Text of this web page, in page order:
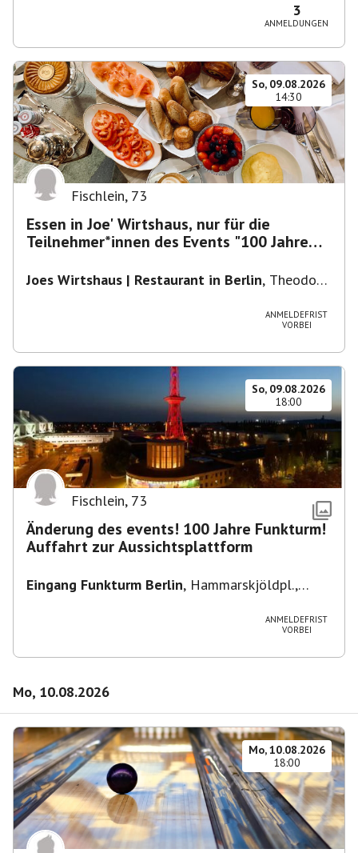
3
ANMELDUNGEN
So, 09.08.2026
14:30
Fischlein, 73
Essen in Joe' Wirtshaus, nur für die
Teilnehmer*innen des Events "100 Jahre
Joes Wirtshaus | Restaurant in Berlin, Theodor-
ANMELDEFRIST
VORBEI
So, 09.08.2026
18:00
Fischlein, 73
Änderung des events! 100 Jahre Funkturm!
Auffahrt zur Aussichtsplattform
Eingang Funkturm Berlin, Hammarskjöldpl.,
ANMELDEFRIST
VORBEI
Mo, 10.08.2026
Mo, 10.08.2026
18:00